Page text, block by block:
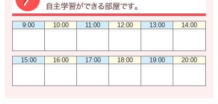
9:00 10:00 11:00 12:00 13:00 14:00
15:00 16:00 17:00 18:00 19:00 20:00